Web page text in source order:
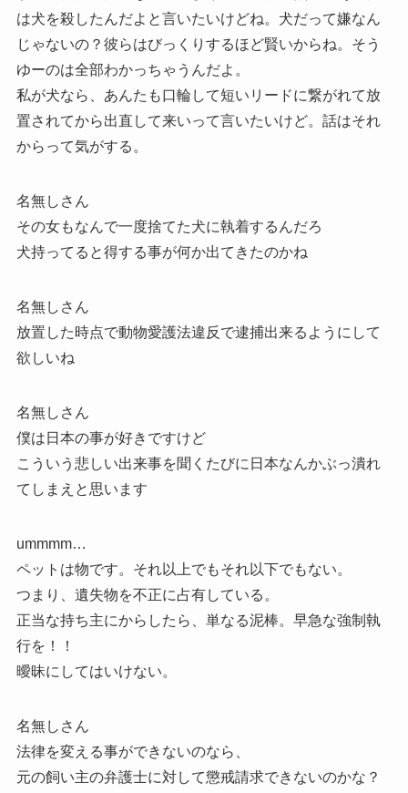
は犬を殺したんだよと言いたいけどね。犬だって嫌なん
じゃないの？彼らはびっくりするほど賢いからね。そう
ゆーのは全部わかっちゃうんだよ。
私が犬なら、あんたも口輪して短いリードに繋がれて放
置されてから出直して来いって言いたいけど。話はそれ
からって気がする。
名無しさん
その女もなんで一度捨てた犬に執着するんだろ
犬持ってると得する事が何か出てきたのかね
名無しさん
放置した時点で動物愛護法違反で逮捕出来るようにして
欲しいね
名無しさん
僕は日本の事が好きですけど
こういう悲しい出来事を聞くたびに日本なんかぶっ潰れ
てしまえと思います
ummmm…
ペットは物です。それ以上でもそれ以下でもない。
つまり、遺失物を不正に占有している。
正当な持ち主にからしたら、単なる泥棒。早急な強制執
行を！！
曖昧にしてはいけない。
名無しさん
法律を変える事ができないのなら、
元の飼い主の弁護士に対して懲戒請求できないのかな？